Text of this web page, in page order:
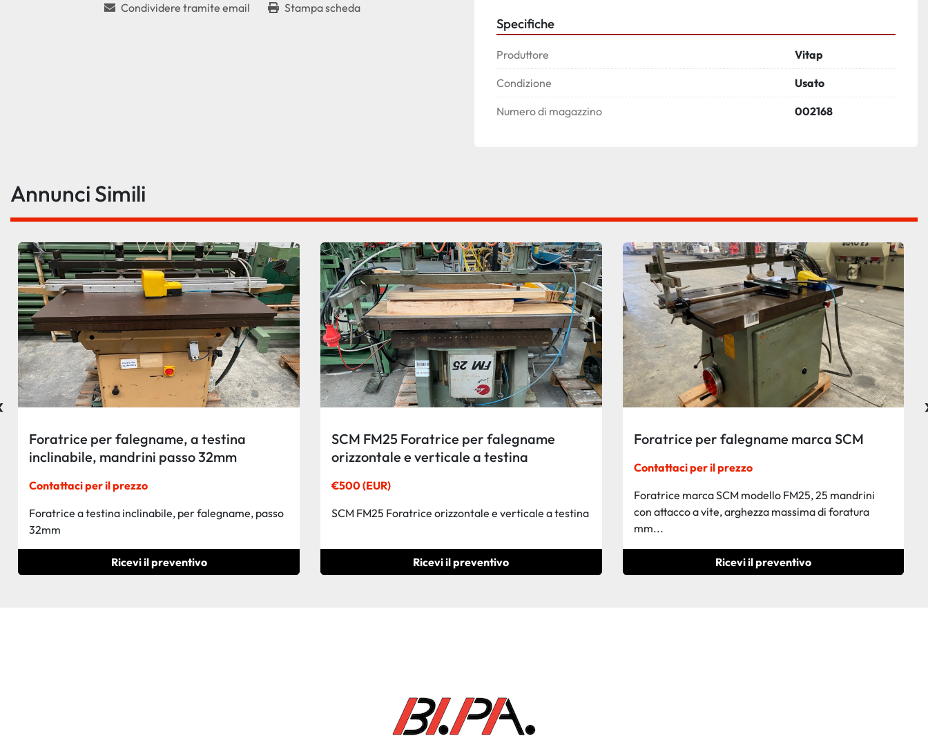
Condividere tramite email Stampa scheda
Specifiche
Produttore Vitap
Condizione Usato
Numero di magazzino 002168
Annunci Simili
Foratrice per falegname, a testina
inclinabile, mandrini passo 32mm
Contattaci per il prezzo
Foratrice a testina inclinabile, per falegname, passo
32mm
Ricevi il preventivo
SCM FM25 Foratrice per falegname
orizzontale e verticale a testina
€500 (EUR)
SCM FM25 Foratrice orizzontale e verticale a testina
Ricevi il preventivo
Foratrice per falegname marca SCM
Contattaci per il prezzo
Foratrice marca SCM modello FM25, 25 mandrini
con attacco a vite, arghezza massima di foratura
mm...
Ricevi il preventivo